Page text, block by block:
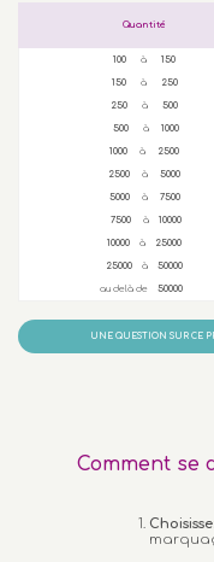
Quantité
100 à 150
150à 250
250 à 500
500à 1000
1000 à 2500
2500 à 5000
5000à 7500
7500à 10000
10000 à 25000
25000 à 50000
au delà de 50000
UNE QUESTION SUR CE
Comment se